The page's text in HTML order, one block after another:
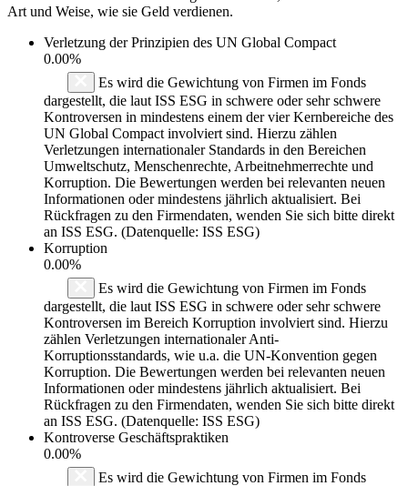
Art und Weise, wie sie Geld verdienen.
Verletzung der Prinzipien des UN Global Compact
0.00%
Es wird die Gewichtung von Firmen im Fonds
dargestellt, die laut ISS ESG in schwere oder sehr schwere
Kontroversen in mindestens einem der vier Kernbereiche des
UN Global Compact involviert sind. Hierzu zählen
Verletzungen internationaler Standards in den Bereichen
Umweltschutz, Menschenrechte, Arbeitnehmerrechte und
Korruption. Die Bewertungen werden bei relevanten neuen
Informationen oder mindestens jährlich aktualisiert. Bei
Rückfragen zu den Firmendaten, wenden Sie sich bitte direkt
an ISS ESG. (Datenquelle: ISS ESG)
Korruption
0.00%
Es wird die Gewichtung von Firmen im Fonds
dargestellt, die laut ISS ESG in schwere oder sehr schwere
Kontroversen im Bereich Korruption involviert sind. Hierzu
zählen Verletzungen internationaler Anti-
Korruptionsstandards, wie u.a. die UN-Konvention gegen
Korruption. Die Bewertungen werden bei relevanten neuen
Informationen oder mindestens jährlich aktualisiert. Bei
Rückfragen zu den Firmendaten, wenden Sie sich bitte direkt
an ISS ESG. (Datenquelle: ISS ESG)
Kontroverse Geschäftspraktiken
0.00%
Es wird die Gewichtung von Firmen im Fonds